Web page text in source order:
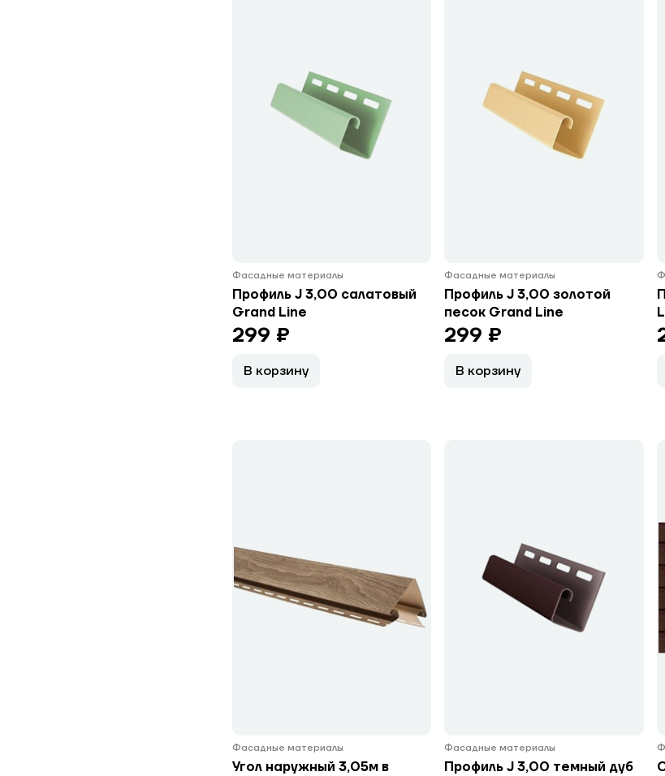
Фасадные материалы
Профиль J 3,00 салатовый
Grand Line
299 ₽
В корзину
Фасадные материалы
Профиль J 3,00 золотой
песок Grand Line
299 ₽
В корзину
Фасадные материалы
Угол наружный 3,05м в
Фасадные материалы
Профиль J 3,00 темный дуб